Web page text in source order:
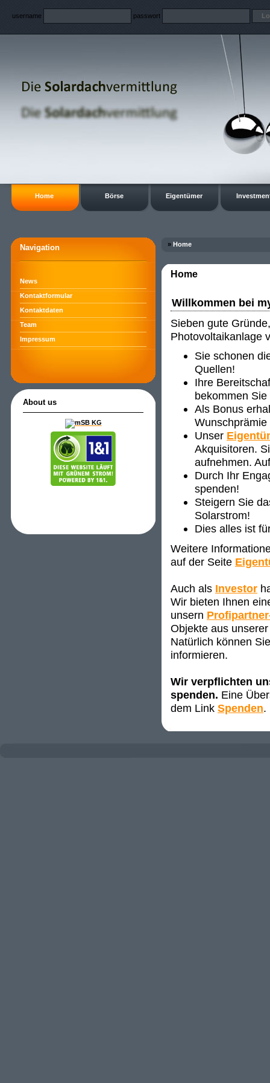
username passwort
Home Börse Eigentümer
Navigation
News
Kontaktformular
Kontaktdaten
Team
Impressum
About us
» Home
Home
Willkommen bei
Sieben gute
Photovoltaikanlage
Sie schonen
Quellen!
Ihre
bekommen
Als Bonus
Unser
Akquisitoren.
aufnehmen.
Durch Ihr
spenden!
Steigern Sie
Solarstrom!
Dies alles ist
Weitere
auf der Seite
Auch als Investor
Wir bieten Ihnen
unsern
Objekte aus
Natürlich können
informieren.
Wir verpflichten
spenden. Eine
dem Link Spenden.